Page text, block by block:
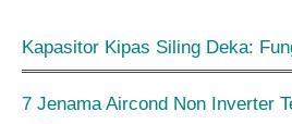
Kapasitor Kipas Siling Deka:
7 Jenama Aircond Non Inverter